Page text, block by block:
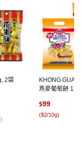
2袋
)
KHONG GUAN
燕麥葡萄餅 12
$99
($2/10g)